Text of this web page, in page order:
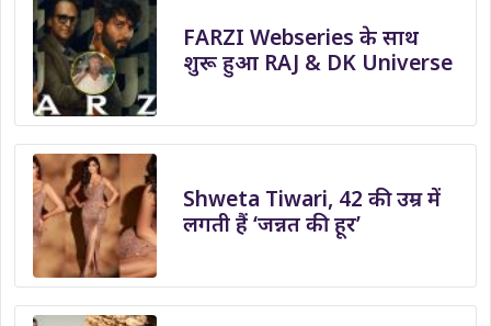
FARZI Webseries के साथ
शुरू हुआ RAJ & DK Universe
Shweta Tiwari, 42 की उम्र में
लगती हैं ‘जन्नत की हूर’